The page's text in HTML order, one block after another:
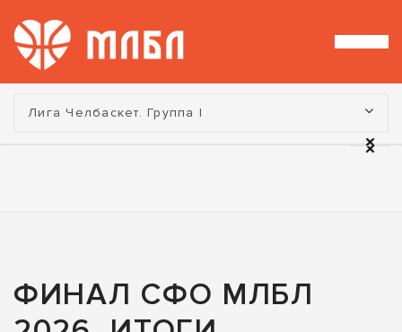
Турнир:
Лига Челбаскет. Группа I
ФИНАЛ СФО МЛБЛ